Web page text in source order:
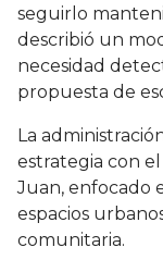
seguirlo
describió un
necesidad
propuesta de
La
estrategia con
Juan, enfocado
espacios
comunitaria.